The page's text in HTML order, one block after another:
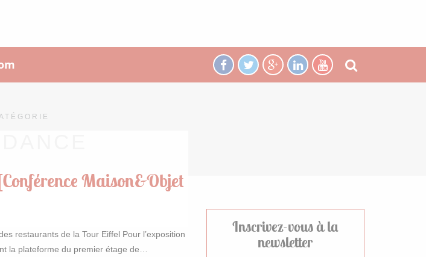
Maison&Objet
restaurants de la Tour Eiffel Pour l’exposition
la plateforme du premier étage de…
Inscrivez-vous à la
newsletter